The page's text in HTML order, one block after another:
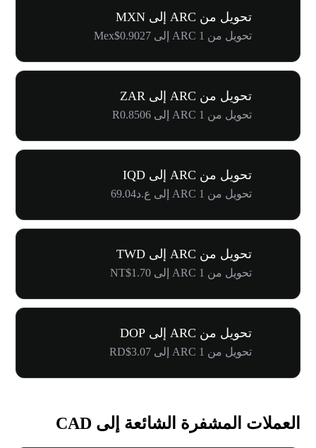
تحويل من ARC إلى MXN
تحويل من 1 ARC إلى Mex$0.9027
تحويل من ARC إلى ZAR
تحويل من 1 ARC إلى R0.8506
تحويل من ARC إلى IQD
تحويل من 1 ARC إلى ع.د69.04
تحويل من ARC إلى TWD
تحويل من 1 ARC إلى NT$1.70
تحويل من ARC إلى DOP
تحويل من 1 ARC إلى RD$3.07
العملات المشفرة الشائعة إلى CAD